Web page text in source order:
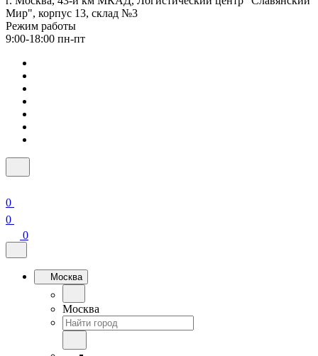
Мир", корпус 13, склад №3
Режим работы
9:00-18:00 пн-пт
0
0
0
Москва
Москва